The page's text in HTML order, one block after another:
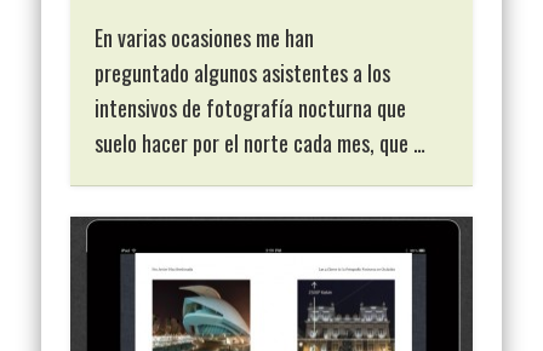
En varias ocasiones me han
preguntado algunos asistentes a los
intensivos de fotografía nocturna que
suelo hacer por el norte cada mes, que …